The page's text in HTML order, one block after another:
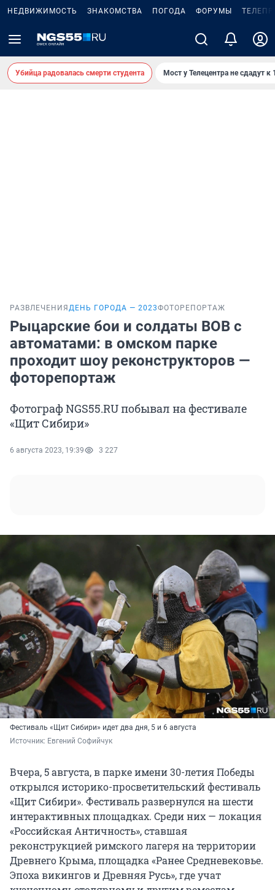
НЕДВИЖИМОСТЬ ЗНАКОМСТВА ПОГОДА ФОРУМЫ
Убийца радовалась смерти студента Мост у Телецентра не сдадут к
РАЗВЛЕЧЕНИЯ ДЕНЬ ГОРОДА — 2023ФОТОРЕПОРТАЖ
Рыцарские бои и солдаты ВОВ с
автоматами: в омском парке
проходит шоу реконструкторов —
фоторепортаж
Фотограф NGS55.RU побывал на фестивале
«Щит Сибири»
6 августа 2023, 19:39 3 227
Фестиваль «Щит Сибири» идет два дня, 5 и 6 августа
Источник: Евгений Софийчук
Вчера, 5 августа, в парке имени 30-летия Победы
открылся историко-просветительский фестиваль
«Щит Сибири». Фестиваль развернулся на шести
интерактивных площадках. Среди них — локация
«Российская Античность», ставшая
реконструкцией римского лагеря на территории
Древнего Крыма, площадка «Ранее Средневековье.
Эпоха викингов и Древняя Русь», где учат